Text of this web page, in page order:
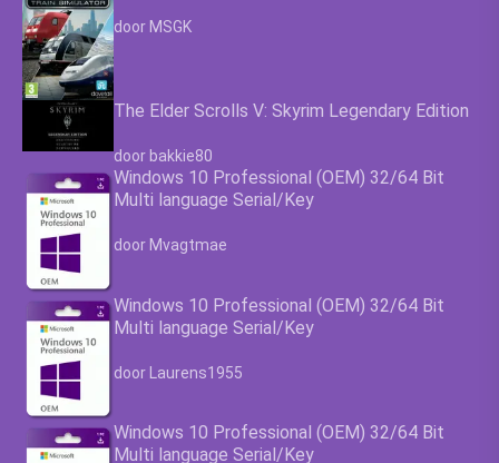
Waardering
door MSGK
The Elder Scrolls V: Skyrim Legendary Edition
Waardering4.63
door bakkie80
Windows 10 Professional (OEM) 32/64 Bit
Multi language Serial/Key
Waardering4.63
door Mvagtmae
Windows 10 Professional (OEM) 32/64 Bit
Multi language Serial/Key
Waardering4.63uit 5
door Laurens1955
Windows 10 Professional (OEM) 32/64 Bit
Multi language Serial/Key